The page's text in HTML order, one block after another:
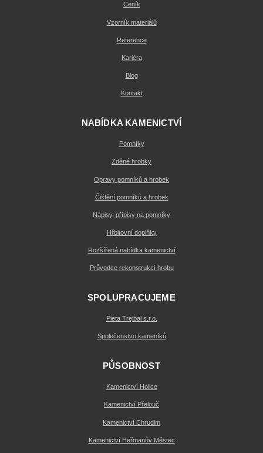
Ceník
Vzorník materiálů
Reference
Kariéra
Blog
Kontakt
NABÍDKA KAMENICTVÍ
Pomníky
Zděné hrobky
Opravy pomníků a hrobek
Čištění pomníků a hrobek
Nápisy, přípisy na pomníky
Hřbitovní doplňky
Rozšířená nabídka kamenictví
Průvodce rekonstrukcí hrobu
SPOLUPRACUJEME
Pieta Trejbal s.r.o.
Společenstvo kameníků
PŮSOBNOST
Kamenictví Holice
Kamenictví Přelouč
Kamenictví Chrudim
Kamenictví Heřmanův Městec